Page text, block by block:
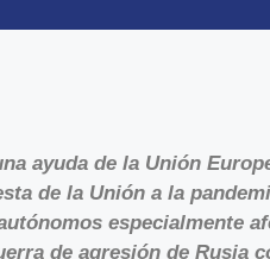
ayuda de la Unión
de la Unión a la
especialmente
de agresión de Rusia